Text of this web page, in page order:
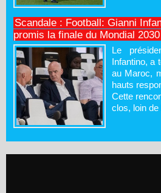
Scandale : Football: Gianni
promis la finale du Mondial
Le
Infantino, a
au Maroc,
hauts
Cette
clos, loin de